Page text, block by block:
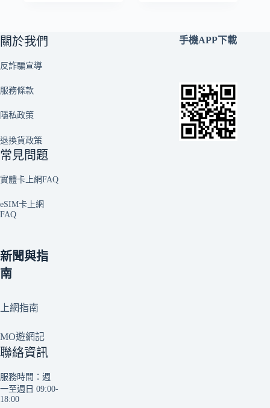
關於我們
反詐騙宣導
服務條款
隱私政策
退換貨政策
常見問題
實體卡上網FAQ
eSIM卡上網
FAQ
新聞與指
南
上網指南
MO遊網記
聯絡資訊
服務時間：週
一至週日 09:00-
18:00
手機APP下載